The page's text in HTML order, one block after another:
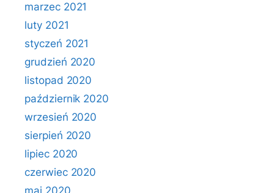
marzec 2021
luty 2021
styczeń 2021
grudzień 2020
listopad 2020
październik 2020
wrzesień 2020
sierpień 2020
lipiec 2020
czerwiec 2020
maj 2020